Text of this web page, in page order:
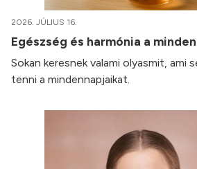
2026. JÚLIUS 16.
Egészség és harmónia a
Sokan keresnek valami olyasmit, ami
tenni a mindennapjaikat.